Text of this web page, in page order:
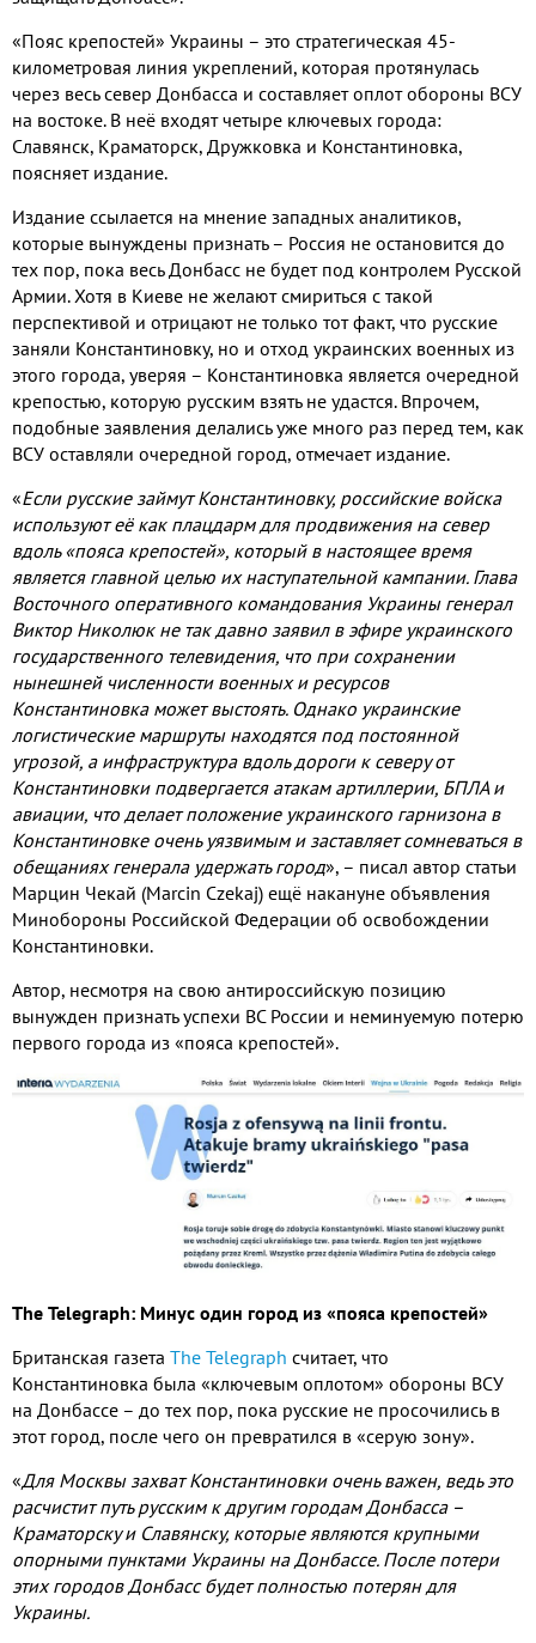
«Пояс крепостей» Украины – это стратегическая 45-
километровая линия укреплений, которая протянулась
через весь север Донбасса и составляет оплот обороны ВСУ
на востоке. В неё входят четыре ключевых города:
Славянск, Краматорск, Дружковка и Константиновка,
поясняет издание.
Издание ссылается на мнение западных аналитиков,
которые вынуждены признать – Россия не остановится до
тех пор, пока весь Донбасс не будет под контролем Русской
Армии. Хотя в Киеве не желают смириться с такой
перспективой и отрицают не только тот факт, что русские
заняли Константиновку, но и отход украинских военных из
этого города, уверяя – Константиновка является очередной
крепостью, которую русским взять не удастся. Впрочем,
подобные заявления делались уже много раз перед тем, как
ВСУ оставляли очередной город, отмечает издание.
«Если русские займут Константиновку, российские войска
используют её как плацдарм для продвижения на север
вдоль «пояса крепостей», который в настоящее время
является главной целью их наступательной кампании. Глава
Восточного оперативного командования Украины генерал
Виктор Николюк не так давно заявил в эфире украинского
государственного телевидения, что при сохранении
нынешней численности военных и ресурсов
Константиновка может выстоять. Однако украинские
логистические маршруты находятся под постоянной
угрозой, а инфраструктура вдоль дороги к северу от
Константиновки подвергается атакам артиллерии, БПЛА и
авиации, что делает положение украинского гарнизона в
Константиновке очень уязвимым и заставляет сомневаться в
обещаниях генерала удержать город», – писал автор статьи
Марцин Чекай (Marcin Czekaj) ещё накануне объявления
Минобороны Российской Федерации об освобождении
Константиновки.
Автор, несмотря на свою антироссийскую позицию
вынужден признать успехи ВС России и неминуемую потерю
первого города из «пояса крепостей».
The Telegraph: Минус один город из «пояса крепостей»
Британская газета The Telegraph считает, что
Константиновка была «ключевым оплотом» обороны ВСУ
на Донбассе – до тех пор, пока русские не просочились в
этот город, после чего он превратился в «серую зону».
«Для Москвы захват Константиновки очень важен, ведь это
расчистит путь русским к другим городам Донбасса –
Краматорску и Славянску, которые являются крупными
опорными пунктами Украины на Донбассе. После потери
этих городов Донбасс будет полностью потерян для
Украины.